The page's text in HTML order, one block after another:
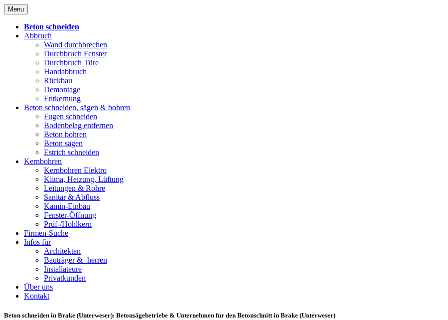
Skip
to
content
Menu
Beton schneiden
Abbruch
Wand durchbrechen
Durchbruch Fenster
Durchbruch Türe
Handabbruch
Rückbau
Demontage
Entkernung
Beton schneiden, sägen & bohren
Fugen schneiden
Bodenbelag entfernen
Beton bohren
Beton sägen
Estrich schneiden
Kernbohren
Kernbohren Elektro
Klima, Heizung, Lüftung
Leitungen & Rohre
Sanitär & Abfluss
Kamin-Einbau
Fenster-Öffnung
Prüf-/Hohlkern
Firmen-Suche
Infos für
Architekten
Bauträger & -herren
Installateure
Privatkunden
Über uns
Kontakt
Beton schneiden in Brake (Unterweser): Betonsägebetriebe & Unternehmen für den Betonschnitt in Brake (Unterweser)